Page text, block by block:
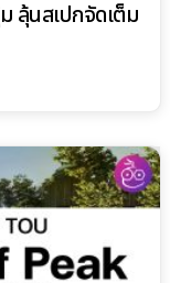
ลุ้นสเปกจัดเต็ม